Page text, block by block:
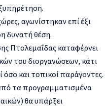
αγωνίστηκαν επί έξι
δυνατή θέση.
Πτολεμαΐδας καταφέρνει
του διοργανώσεων, κάτι
και τοπικοί παράγοντες.
τα προγραμματισμένα
θα υπάρξει